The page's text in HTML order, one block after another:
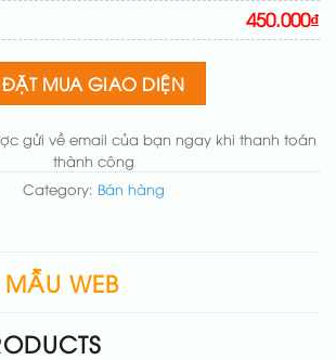
và sắp xếp lại đề mục menu cho
cục trang chủ (đơn giản)
liên hệ nhanh(+50.000₫)
450.000₫
ĐẶT MUA GIAO DIỆN
gửi về email của bạn ngay khi thanh toán
thành công
Category: Bán hàng
WEB